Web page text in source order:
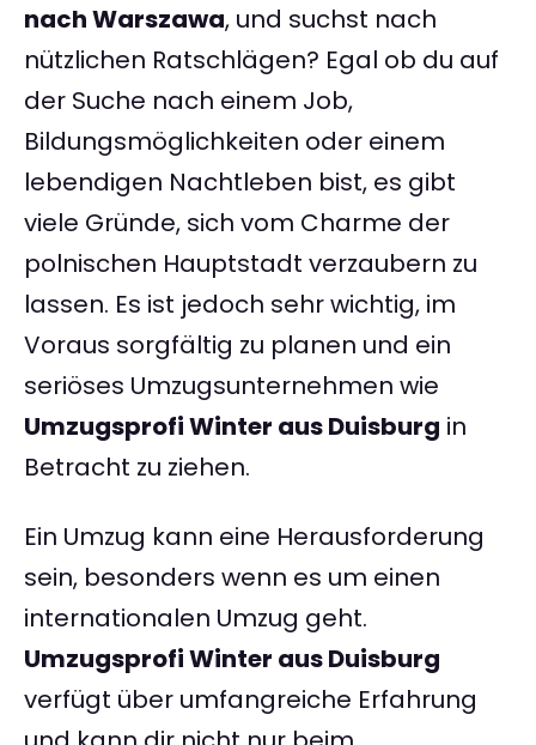
nach Warszawa, und suchst nach
nützlichen Ratschlägen? Egal ob du auf
der Suche nach einem Job,
Bildungsmöglichkeiten oder einem
lebendigen Nachtleben bist, es gibt
viele Gründe, sich vom Charme der
polnischen Hauptstadt verzaubern zu
lassen. Es ist jedoch sehr wichtig, im
Voraus sorgfältig zu planen und ein
seriöses Umzugsunternehmen wie
Umzugsprofi Winter aus Duisburg in
Betracht zu ziehen.
Ein Umzug kann eine Herausforderung
sein, besonders wenn es um einen
internationalen Umzug geht.
Umzugsprofi Winter aus Duisburg
verfügt über umfangreiche Erfahrung